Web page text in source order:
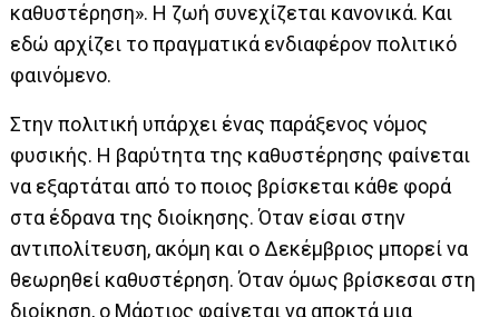
καθυστέρηση». Η ζωή συνεχίζεται κανονικά. Και
εδώ αρχίζει το πραγματικά ενδιαφέρον πολιτικό
φαινόμενο.
Στην πολιτική υπάρχει ένας παράξενος νόμος
φυσικής. Η βαρύτητα της καθυστέρησης φαίνεται
να εξαρτάται από το ποιος βρίσκεται κάθε φορά
στα έδρανα της διοίκησης. Όταν είσαι στην
αντιπολίτευση, ακόμη και ο Δεκέμβριος μπορεί να
θεωρηθεί καθυστέρηση. Όταν όμως βρίσκεσαι στη
διοίκηση, ο Μάρτιος φαίνεται να αποκτά μια